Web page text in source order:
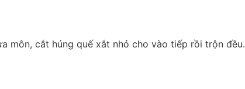
môn, cắt húng quế xắt nhỏ cho vào tiếp rồi trộn đều.